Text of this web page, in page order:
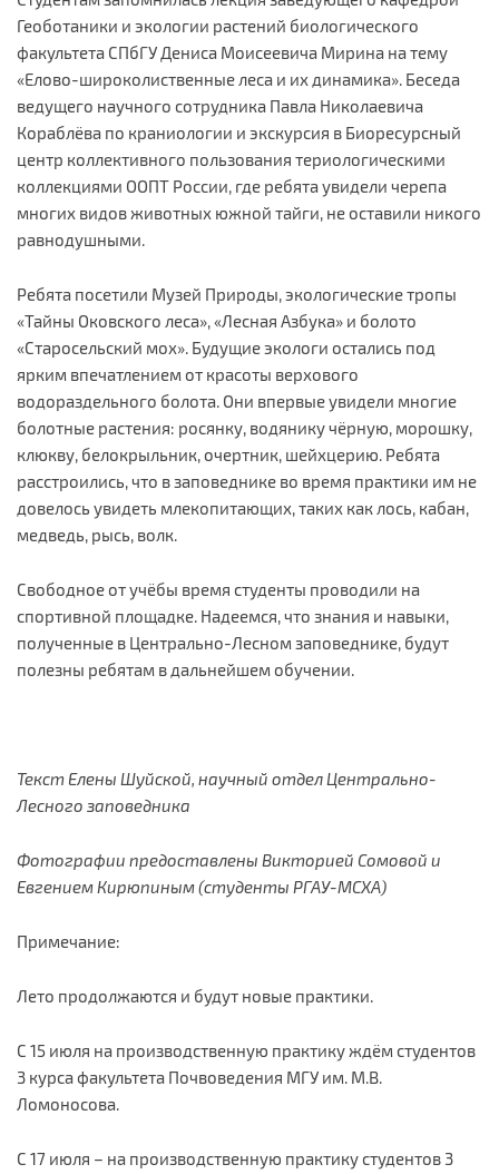
Геоботаники и экологии растений биологического
факультета СПбГУ Дениса Моисеевича Мирина на тему
«Елово-широколиственные леса и их динамика». Беседа
ведущего научного сотрудника Павла Николаевича
Кораблёва по краниологии и экскурсия в Биоресурсный
центр коллективного пользования териологическими
коллекциями ООПТ России, где ребята увидели черепа
многих видов животных южной тайги, не оставили никого
равнодушными.
Ребята посетили Музей Природы, экологические тропы
«Тайны Оковского леса», «Лесная Азбука» и болото
«Старосельский мох». Будущие экологи остались под
ярким впечатлением от красоты верхового
водораздельного болота. Они впервые увидели многие
болотные растения: росянку, водянику чёрную, морошку,
клюкву, белокрыльник, очертник, шейхцерию. Ребята
расстроились, что в заповеднике во время практики им не
довелось увидеть млекопитающих, таких как лось, кабан,
медведь, рысь, волк.
Свободное от учёбы время студенты проводили на
спортивной площадке. Надеемся, что знания и навыки,
полученные в Центрально-Лесном заповеднике, будут
полезны ребятам в дальнейшем обучении.
Текст Елены Шуйской, научный отдел Центрально-
Лесного заповедника
Фотографии предоставлены Викторией Сомовой и
Евгением Кирюпиным (студенты РГАУ-МСХА)
Примечание:
Лето продолжаются и будут новые практики.
С 15 июля на производственную практику ждём студентов
3 курса факультета Почвоведения МГУ им. М.В.
Ломоносова.
С 17 июля – на производственную практику студентов 3